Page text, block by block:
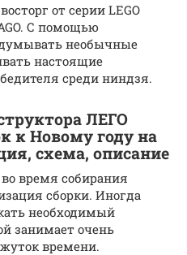
от серии LEGO
С помощью
необычные
настоящие
среди ниндзя.
ЛЕГО
к Новому году на
схема, описание
время собирания
сборки. Иногда
необходимый
занимает очень
времени.